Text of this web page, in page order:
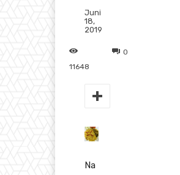
Juni
18,
2019
0
11648
Na